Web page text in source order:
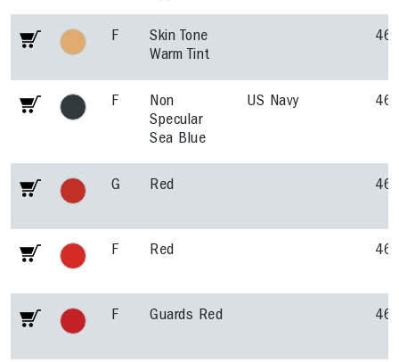
F
Skin Tone
Warm Tint
F
Non
Specular
Sea Blue
US Navy
G Red
F Red
F Guards Red